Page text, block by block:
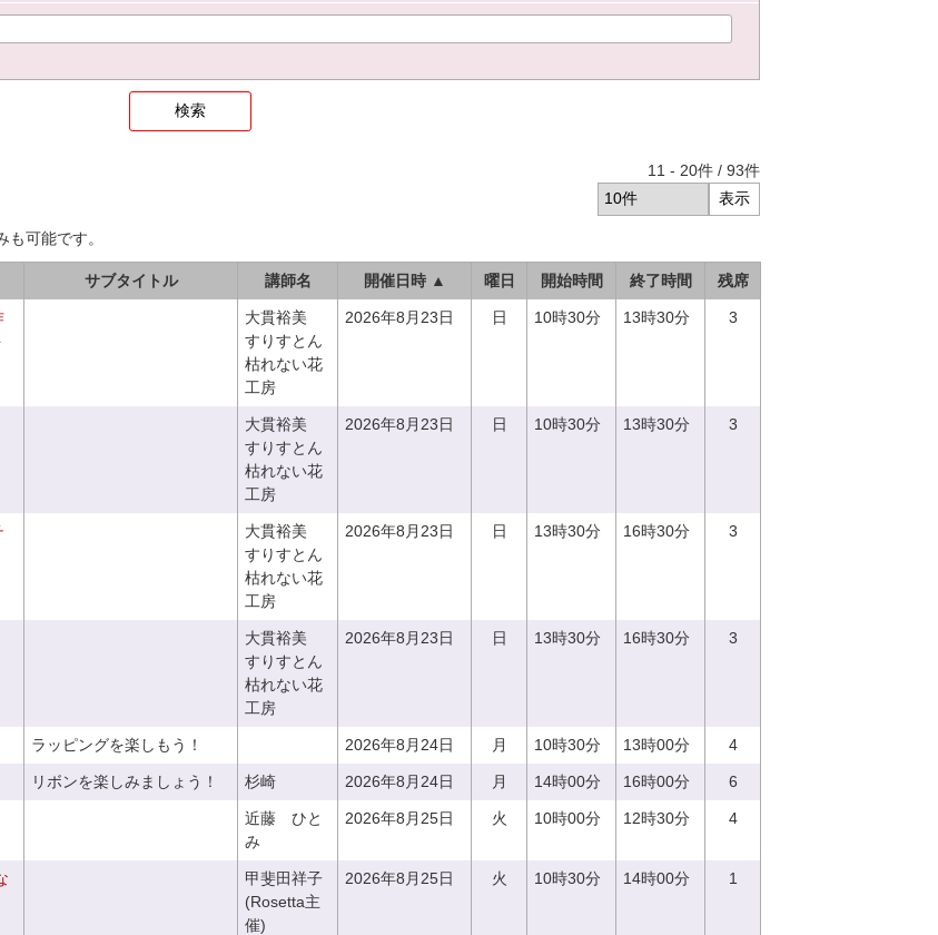
11 - 20件 / 93件
可能です。
サブタイトル 講師名 開催日時 ▲ 曜日 開始時間 終了時間 残席
大貫裕美
すりすとん
枯れない花
工房
2026年8月23日 日 10時30分 13時30分 3
大貫裕美
すりすとん
枯れない花
工房
2026年8月23日 日 10時30分 13時30分 3
大貫裕美
すりすとん
枯れない花
工房
2026年8月23日 日 13時30分 16時30分 3
大貫裕美
すりすとん
枯れない花
工房
2026年8月23日 日 13時30分 16時30分 3
ラッピングを楽しもう！ 2026年8月24日 月 10時30分 13時00分 4
リボンを楽しみましょう！ 杉崎 2026年8月24日 月 14時00分 16時00分 6
近藤 ひと
み
2026年8月25日 火 10時00分 12時30分 4
甲斐田祥子
(Rosetta主
催)
2026年8月25日 火 10時30分 14時00分 1